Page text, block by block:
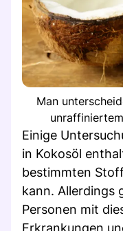
Man
Einige
in Kokosöl
bestimmten
kann. Allerdings
Personen mit
Erkrankungen